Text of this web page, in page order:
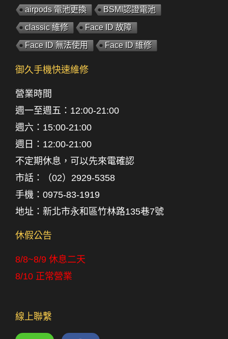
airpods 電池更換 BSMI認證電池
classic 維修 Face ID 故障
Face ID 無法使用 Face ID 維修
御久手機快速維修
營業時間
週一至週五 ： 12:00-21:00
週六： 15:00-21:00
週日 ： 12:00-21:00
不定期休息，可以先來電確認
市話：
（02）2929-5358
手機： 0975-83-1919
地址：新北市永和區竹林路135巷7號
休假公告
8/8~8/9 休息二天
8/10 正常營業
線上聯繫